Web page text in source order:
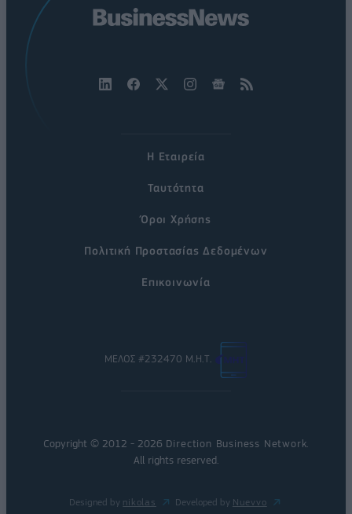
Η Εταιρεία
Ταυτότητα
Όροι Χρήσης
Πολιτική Προστασίας Δεδομένων
Επικοινωνία
ΜΕΛΟΣ #232470 Μ.Η.Τ.
Copyright © 2012 - 2026 Direction Business Network
All rights reserved.
Designed by nikolas Developed by Nuevvo